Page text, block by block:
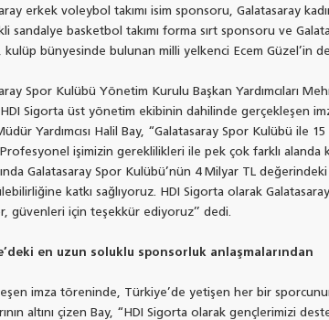
erkek voleybol takımı isim sponsoru, Galatasaray
sandalye basketbol takımı forma sırt sponsoru ve
kulüp bünyesinde bulunan milli yelkenci Ecem Güzel’in
Spor Kulübü Yönetim Kurulu Başkan Yardımcıları
Sigorta üst yönetim ekibinin dahilinde gerçekleşen
Yardımcısı Halil Bay, “Galatasaray Spor Kulübü ile
işimizin gereklilikleri ile pek çok farklı
Galatasaray Spor Kulübü’nün 4 Milyar TL değerindeki
katkı sağlıyoruz. HDI Sigorta olarak
güvenleri için teşekkür ediyoruz’’ dedi.
en uzun soluklu sponsorluk anlaşmalarından
imza töreninde, Türkiye’de yetişen her bir
altını çizen Bay, “HDI Sigorta olarak gençlerimizi